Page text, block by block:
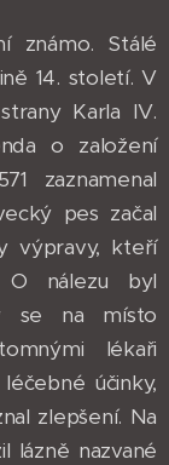
známo. Stálé
14. století. V
Karla IV.
o založení
zaznamenal
pes začal
výpravy, kteří
O nálezu byl
se na místo
lékaři
účinky,
zlepšení. Na
lázně nazvané